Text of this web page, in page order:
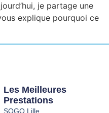
je partage une
explique pourquoi ce
Les Meilleures
Prestations
SOGO Lille